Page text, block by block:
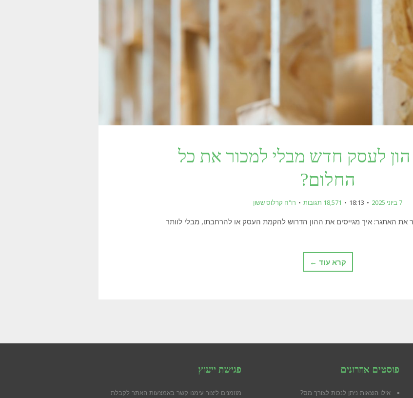
הון לעסק חדש מבלי למכור את כל
החלום?
7 ביוני 2025 18:13 18,571 תגובות רו"ח קרלוס ששון
את האתגר: איך מגייסים את ההון הדרוש להקמת העסק או להרחבתו, מבלי לוותר
קרא עוד ←
פוסטים אחרונים
אילו הוצאות ניתן לנכות לצורך מס?
פגישת ייעוץ
מוזמנים ליצור עימנו קשר באמצעות האתר לקבלת